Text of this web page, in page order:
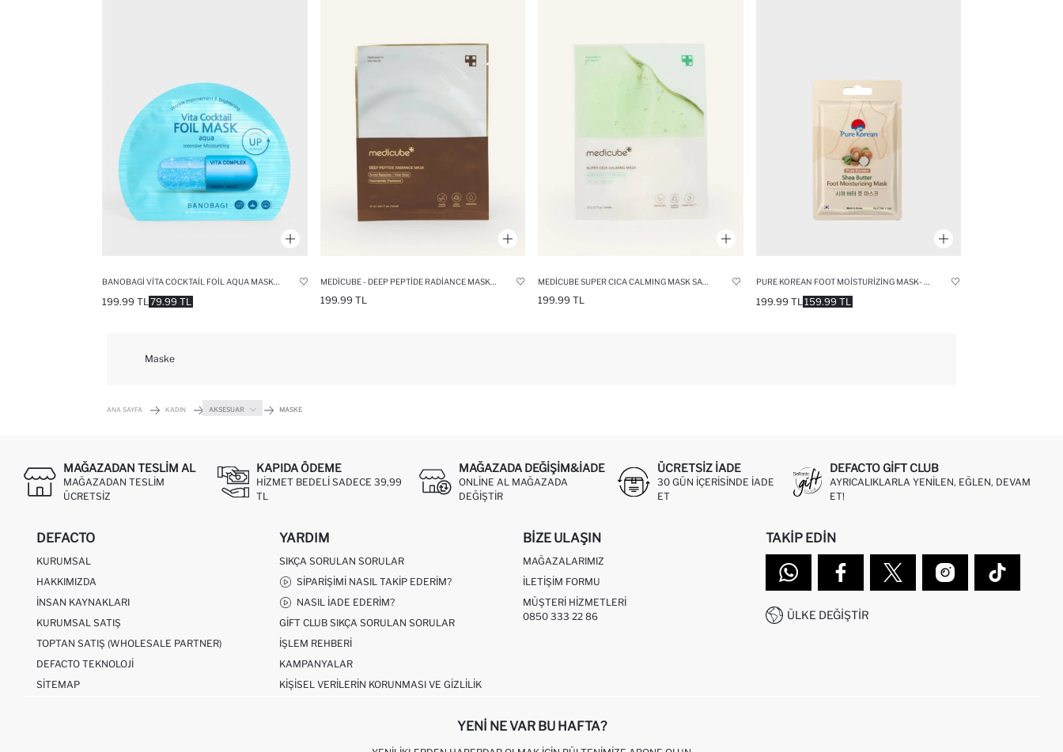
79.99 TL
199.99 TL 199.99 TL 199.99 TL 159.99 TL
199.99 TL
Maske
ANA SAYFA KADIN AKSESUAR MASKE
MAĞAZADAN TESLIM AL
MAĞAZADAN TESLIM
ÜCRETSIZ
KAPIDA ÖDEME
HIZMET BEDELI SADECE 39,99
TL
MAĞAZADA DEĞIŞIM&İADE
ONLINE AL MAĞAZADA
DEĞIŞTIR
ÜCRETSIZ IADE
30 GÜN IÇERISINDE IADE
ET
DEFACTO GIFT CLUB
AYRICALIKLARLA YENILEN, EĞLEN, DEVAM
ET!
DEFACTO
KURUMSAL
HAKKIMIZDA
İNSAN KAYNAKLARI
KURUMSAL SATIŞ
TOPTAN SATIŞ (WHOLESALE PARTNER)
DEFACTO TEKNOLOJI
SITEMAP
YARDIM
SIKÇA SORULAN SORULAR
SIPARIŞIMI NASIL TAKIP EDERIM?
NASIL İADE EDERIM?
GIFT CLUB SIKÇA SORULAN SORULAR
İŞLEM REHBERI
KAMPANYALAR
KIŞISEL VERILERIN KORUNMASI VE GIZLILIK
BIZE ULAŞIN
MAĞAZALARIMIZ
İLETIŞIM FORMU
MÜŞTERI HIZMETLERI
0850 333 22 86
TAKIP EDIN
ÜLKE DEĞIŞTIR
YENI NE VAR BU HAFTA?